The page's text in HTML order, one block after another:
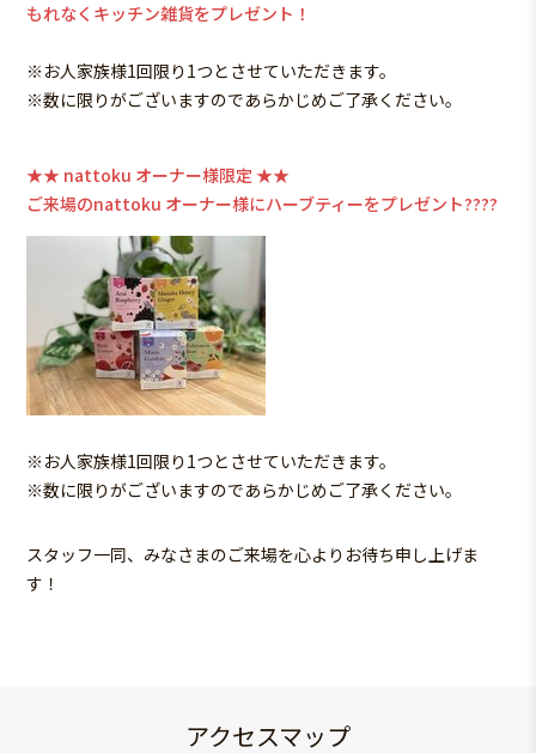
もれなくキッチン雑貨をプレゼント！
※お人家族様1回限り1つとさせていただきます。
※数に限りがございますのであらかじめご了承ください。
★★ nattoku オーナー様限定 ★★
ご来場のnattoku オーナー様にハーブティーをプレゼント????
※お人家族様1回限り1つとさせていただきます。
※数に限りがございますのであらかじめご了承ください。
スタッフ一同、みなさまのご来場を心よりお待ち申し上げま
す！
アクセスマップ